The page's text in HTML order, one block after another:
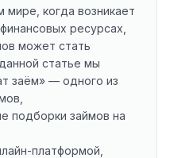
когда возникает
ресурсах,
может стать
статье мы
заём» — одного из
подборки займов на
платформой,